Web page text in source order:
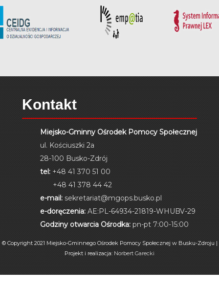
Kontakt
Miejsko-Gminny Ośrodek Pomocy Społecznej
ul. Kościuszki 2a
28-100 Busko-Zdrój
tel: +48 41 370 51 00
+48 41 378 44 42
e-mail: sekretariat@mgops.busko.pl
e-doręczenia: AE:PL-64934-21819-WHUBV-29
Godziny otwarcia Ośrodka: pn-pt 7:00-15:00
© Copyright 2021 Miejsko-Gminnego Ośrodek Pomocy Społecznej w Busku-Zdroju |
Projekt i realizacja: Norbert Garecki